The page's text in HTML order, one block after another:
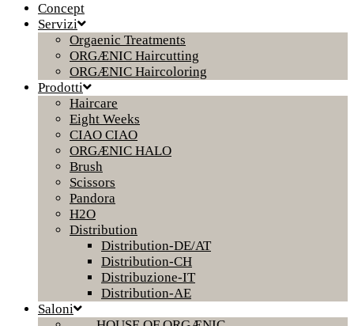
Concept
Servizi
Orgaenic Treatments
ORGÆNIC Haircutting
ORGÆNIC Haircoloring
Prodotti
Haircare
Eight Weeks
CIAO CIAO
ORGÆNIC HALO
Brush
Scissors
Pandora
H2O
Distribution
Distribution-DE/AT
Distribution-CH
Distribuzione-IT
Distribution-AE
Saloni